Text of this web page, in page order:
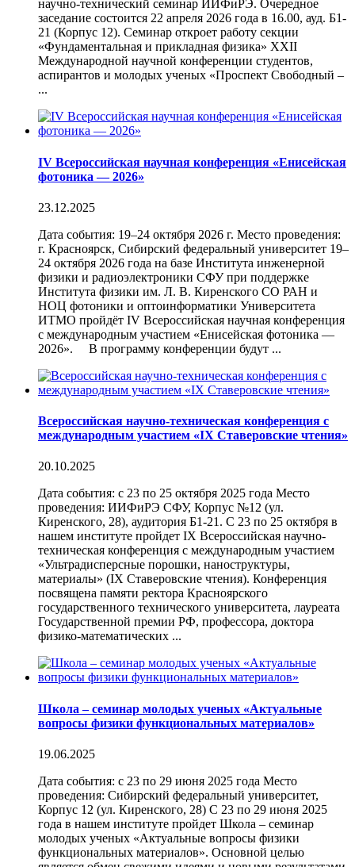
научно-технический семинар ИИФиРЭ. Очередное
заседание состоится 22 апреля 2026 года в 16.00, ауд. Б1-
21 (Корпус 12). Семинар откроет работу секции
«Фундаментальная и прикладная физика» XXII
Международной научной конференции студентов,
аспирантов и молодых ученых «Проспект Свободный –
...
IV Всероссийская научная конференция «Енисейская
фотоника — 2026»
23.12.2025
Дата события: 19–24 октября 2026 г. Место проведения:
г. Красноярск, Сибирский федеральный университет 19–
24 октября 2026 года на базе Института инженерной
физики и радиоэлектроники СФУ при поддержке
Института физики им. Л. В. Киренского СО РАН и
НОЦ фотоники и оптоинформатики Университета
ИТМО пройдёт IV Всероссийская научная конференция
с международным участием «Енисейская фотоника —
2026». В программу конференции будут ...
Всероссийская научно-техническая конференция с
международным участием «IX Ставеровские чтения»
20.10.2025
Дата события: с 23 по 25 октября 2025 года Место
проведения: ИИФиРЭ СФУ, Корпус №12 (ул.
Киренского, 28), аудитория Б1-21. С 23 по 25 октября в
нашем институте пройдет IX Всероссийская научно-
техническая конференция с международным участием
«Ультрадисперсные порошки, наноструктуры,
материалы» (IX Ставеровские чтения). Конференция
посвящена памяти ректора Красноярского
государственного технического университета, лауреата
Государственной премии РФ, профессора, доктора
физико-математических ...
Школа – семинар молодых ученых «Актуальные
вопросы физики функциональных материалов»
19.06.2025
Дата события: с 23 по 29 июня 2025 года Место
проведения: Сибирский федеральный университет,
Корпус 12 (ул. Киренского, 28) С 23 по 29 июня 2025
года в нашем институте пройдет Школа – семинар
молодых ученых «Актуальные вопросы физики
функциональных материалов». Основной целью